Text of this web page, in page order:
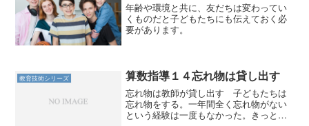
年齢や環境と共に、友だちは変わってい
くものだと子どもたちにも伝えておく必
要があります。
教育技術シリーズ 算数指導１４忘れ物は貸し出す
忘れ物は教師が貸し出す 子どもたちは
忘れ物をする。一年間全く忘れ物がない
という経験は一度もなかった。きっとほ